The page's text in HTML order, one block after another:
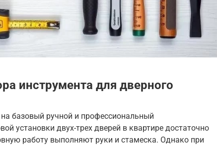
инструмента для дверного
базовый ручной и профессиональный
установки двух-трех дверей в квартире достаточно
работу выполняют руки и стамеска. Однако при